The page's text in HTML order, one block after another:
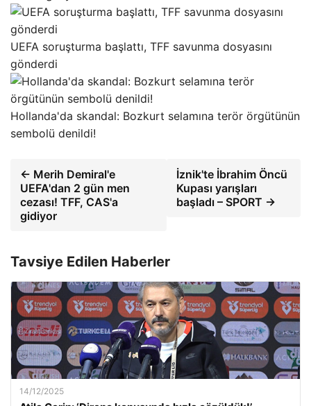
UEFA soruşturma başlattı, TFF savunma dosyasını
gönderdi
Hollanda'da skandal: Bozkurt selamına terör örgütünün
sembolü denildi!
← Merih Demiral'e
UEFA'dan 2 gün men
cezası! TFF, CAS'a
gidiyor
İznik'te İbrahim Öncü
Kupası yarışları
başladı – SPORT →
Tavsiye Edilen Haberler
14/12/2025